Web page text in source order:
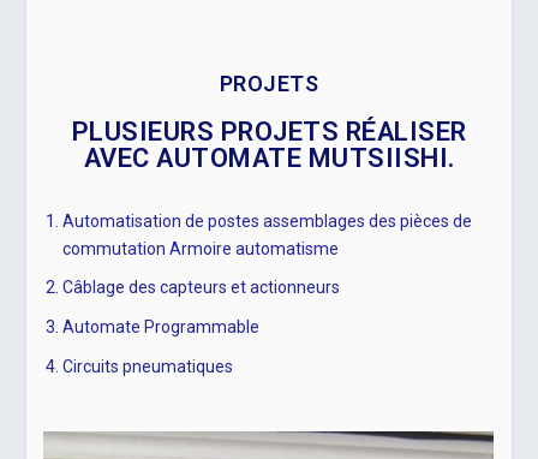
PROJETS
PLUSIEURS PROJETS RÉALISER
AVEC AUTOMATE MUTSIISHI.
Automatisation de postes assemblages des pièces de
commutation Armoire automatisme
Câblage des capteurs et actionneurs
Automate Programmable
Circuits pneumatiques